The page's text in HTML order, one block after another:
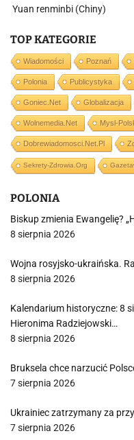
Yuan renminbi (Chiny)
TOP KATEGORIE
Wiadomości Poznań
Polonia Publicystyka
Goniec.net Globalizacja
Wolnemedia.net Mysl-
Dobrewiadomosci.net.pl
Sekrety-Zdrowia.org
POLONIA
Biskup zmienia Ewangelię?
8 sierpnia 2026
Wojna rosyjsko-ukraińska.
8 sierpnia 2026
Kalendarium historyczne: 8
Hieronima Radziejowski…
8 sierpnia 2026
Bruksela chce narzucić
7 sierpnia 2026
Ukrainiec zatrzymany za
7 sierpnia 2026